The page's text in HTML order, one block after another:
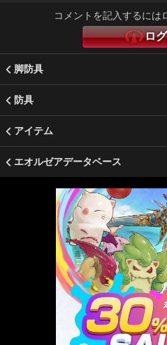
コメントを記入するには
ロ
脚防具
防具
アイテム
エオルゼアデータベース